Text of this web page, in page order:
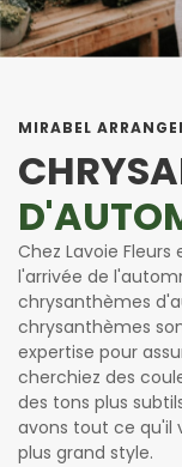
MIRABEL
Chez Lavoie
l'arrivée de
chrysanthèmes
chrysanthèmes
expertise pour
cherchiez des
des tons plus
avons tout ce qu'il
plus grand style.